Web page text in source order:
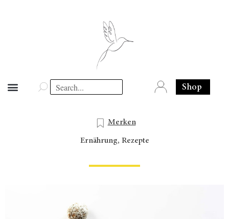
Shop
Merken
Ernährung, Rezepte